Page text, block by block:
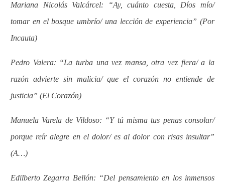
Mariana Nicolás Valcárcel: “Ay, cuánto cuesta, Díos mío/
tomar en el bosque umbrío/ una lección de experiencia” (Por
Incauta)
Pedro Valera: “La turba una vez mansa, otra vez fiera/ a la
razón advierte sin malicia/ que el corazón no entiende de
justicia” (El Corazón)
Manuela Varela de Vildoso: “Y tú misma tus penas consolar/
porque reír alegre en el dolor/ es al dolor con risas insultar”
(A…)
Edilberto Zegarra Bellón: “Del pensamiento en los inmensos